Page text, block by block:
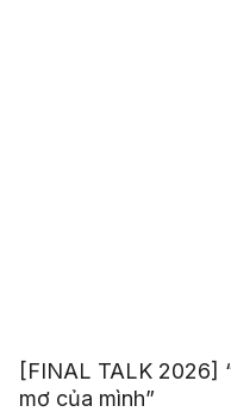
[FINAL TALK 2026]
mơ của mình”